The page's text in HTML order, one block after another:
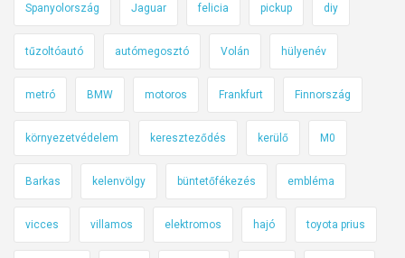
Spanyolország Jaguar felicia pickup diy
tűzoltóautó autómegosztó Volán hülyenév
metró BMW motoros Frankfurt Finnország
környezetvédelem kereszteződés kerülő M0
Barkas kelenvölgy büntetőfékezés embléma
vicces villamos elektromos hajó toyota prius